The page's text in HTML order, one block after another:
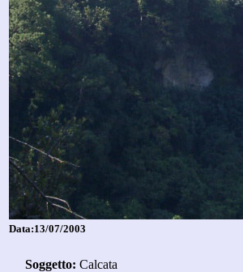
Data:13/07/2003
Soggetto: Calcata